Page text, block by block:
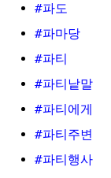
#파도
#파마당
#파티
#파티낱말
#파티에게
#파티주변
#파티행사